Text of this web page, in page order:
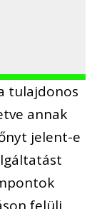
tulajdonos
annak
jelent-e
felüli